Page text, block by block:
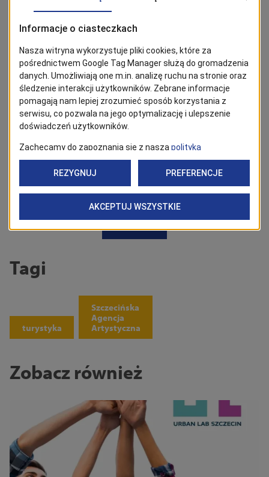
BĄDŹ NA BIEŻĄCO!
Kliknij w przycisk „Obserwuj”, aby być bieżąco z
wiadomościami ze Szczecina. Najbardziej interesujące wpisy
znajdziesz w Google News!
Obserwuj
Powrót
Tagi
turystyka
Szczecińska
Agencja
Artystyczna
Zobacz również